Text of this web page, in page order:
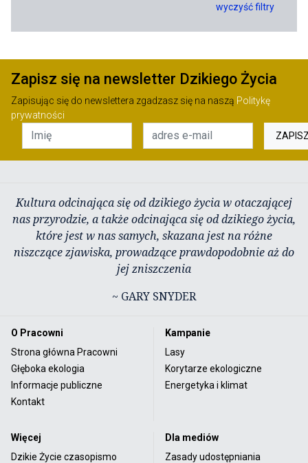
wyczyść filtry
Zapisz się na newsletter Dzikiego Życia
Zapisując się do newslettera zgadzasz się na naszą Politykę
prywatności
Kultura odcinająca się od dzikiego życia w otaczającej
nas przyrodzie, a także odcinająca się od dzikiego życia,
które jest w nas samych, skazana jest na różne
niszczące zjawiska, prowadzące prawdopodobnie aż do
jej zniszczenia
~ GARY SNYDER
O Pracowni
Strona główna Pracowni
Głęboka ekologia
Informacje publiczne
Kontakt
Kampanie
Lasy
Korytarze ekologiczne
Energetyka i klimat
Więcej
Dzikie Życie czasopismo
Dla mediów
Zasady udostępniania